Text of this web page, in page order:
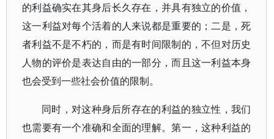
的利益确实在其身后长久存在，并具有独立的价值，
这一利益对每个活着的人来说都是重要的；二是，死
者利益不是不朽的，而是有时间限制的，不但对历史
人物的评价是表达自由的一部分，而且这一利益本身
也会受到一些社会价值的限制。
同时，对这种身后所存在的利益的独立性，我们
也需要有一个准确和全面的理解。第一，这种利益的